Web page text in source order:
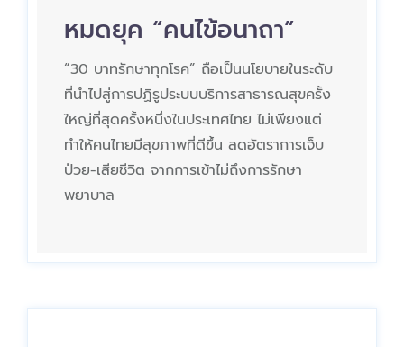
หมดยุค “คนไข้อนาถา”
“30 บาทรักษาทุกโรค” ถือเป็นนโยบายในระดับ
ที่นำไปสู่การปฏิรูประบบบริการสาธารณสุขครั้ง
ใหญ่ที่สุดครั้งหนึ่งในประเทศไทย ไม่เพียงแต่
ทำให้คนไทยมีสุขภาพที่ดีขึ้น ลดอัตราการเจ็บ
ป่วย-เสียชีวิต จากการเข้าไม่ถึงการรักษา
พยาบาล